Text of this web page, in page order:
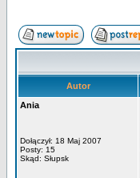
Autor
Ania
Dołączył: 18 Maj 2007
Posty: 15
Skąd: Słupsk